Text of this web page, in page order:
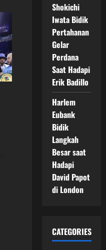
Shokichi
Iwata Bidik
Pertahanan
Gelar
Perdana
Saat Hadapi
Erik Badillo
Harlem
Eubank
Bidik
Langkah
Besar saat
Hadapi
David Papot
di London
CATEGORIES